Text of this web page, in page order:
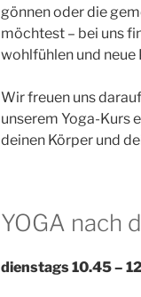
gönnen oder die
möchtest – bei uns
wohlfühlen und
Wir freuen uns
unserem Yoga-Kurs
deinen Körper und
YOGA nach
dienstags 10.45 –